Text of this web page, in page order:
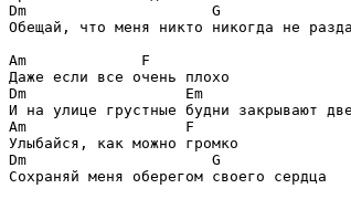
Dm                     G
Обещай, что меня никто никогда не
Am             F
Dm                  Em
Am                  F
Dm                     G
Сохраняй меня оберегом своего сердца